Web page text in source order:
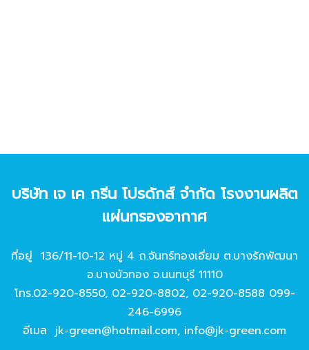
บริษัท เจ เค กรีน โปรดักส์ จํากัด โรงงานผลิต
แผ่นกรองอากาศ
ที่อยู่ 136/11-10-12 หมู่ 4 ถ.จันทร์ทองเอี่ยม ต.บางรักพัฒนา
อ.บางบัวทอง จ.นนทบุรี 11110
โทร.02-920-8550, 02-920-8802, 02-920-8588 099-
246-6996
อีเมล jk-green@hotmail.com, info@jk-green.com